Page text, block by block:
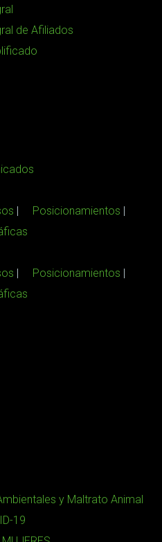
de Afiliados
Posicionamientos
Posicionamientos
y Maltrato Animal
19